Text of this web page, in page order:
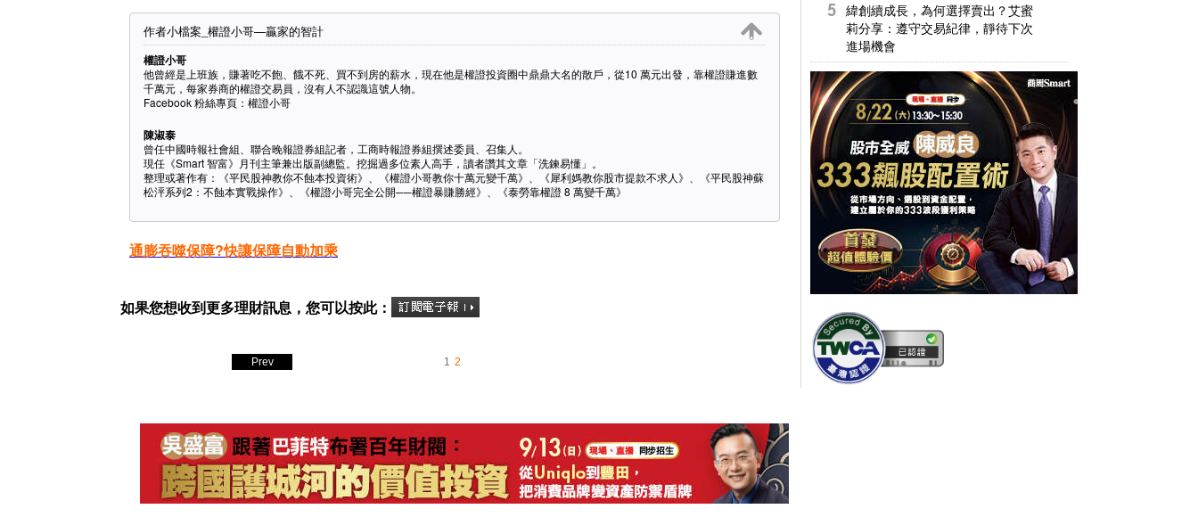
作者小檔案_權證小哥—贏家的智計
權證小哥
他曾經是上班族，賺著吃不飽、餓不死、買不到房的薪水，現在他是權證投資圈中鼎鼎大名的散戶，從10 萬元出發，靠權證賺進數
千萬元，每家券商的權證交易員，沒有人不認識這號人物。
Facebook 粉絲專頁：權證小哥
陳淑泰
曾任中國時報社會組、聯合晚報證券組記者，工商時報證券組撰述委員、召集人。
現任《Smart 智富》月刊主筆兼出版副總監。挖掘過多位素人高手，讀者讚其文章「洗鍊易懂」。
整理或著作有：《平民股神教你不蝕本投資術》、《權證小哥教你十萬元變千萬》、《犀利媽教你股市提款不求人》、《平民股神蘇
松泙系列2：不蝕本實戰操作》、《權證小哥完全公開──權證暴賺勝經》、《泰勞靠權證 8 萬變千萬》
通膨吞噬保障?快讓保障自動加乘
如果您想收到更多理財訊息，您可以按此：
Prev 1 2
緯創續成長，為何選擇賣出？艾蜜
莉分享：遵守交易紀律，靜待下次
進場機會